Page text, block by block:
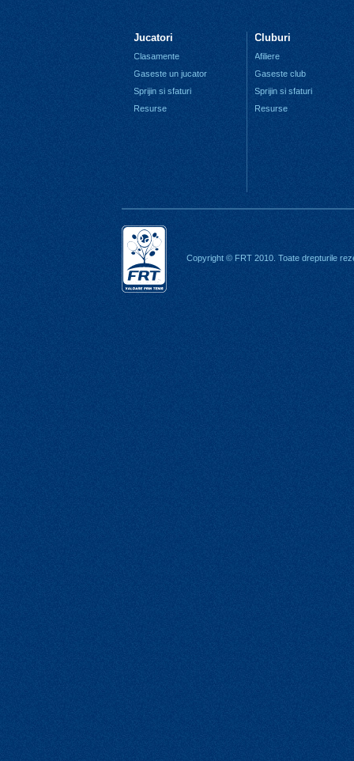
Jucatori
Clasamente
Gaseste un jucator
Sprijin si sfaturi
Resurse
Cluburi
Afiliere
Gaseste club
Sprijin si sfaturi
Resurse
Copyright © FRT 2010. Toate drepturile